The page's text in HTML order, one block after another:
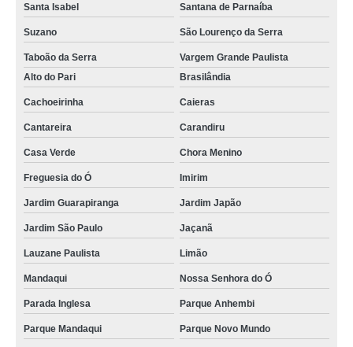
Santa Isabel Santana de Parnaíba
Suzano São Lourenço da Serra
Taboão da Serra
Vargem Grande Paulista
Alto do Pari
Brasilândia
Cachoeirinha Caieras
Cantareira Carandiru
Casa Verde Chora Menino
Freguesia do Ó Imirim
Jardim Guarapiranga Jardim Japão
Jardim São Paulo Jaçanã
Lauzane Paulista Limão
Mandaqui Nossa Senhora do Ó
Parada Inglesa Parque Anhembi
Parque Mandaqui Parque Novo Mundo